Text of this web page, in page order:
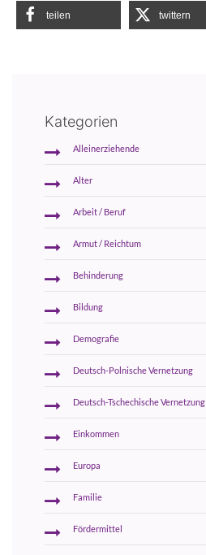
teilen twittern
Kategorien
Alleinerziehende
Alter
Arbeit / Beruf
Armut / Reichtum
Behinderung
Bildung
Demografie
Deutsch-Polnische Vernetzung
Deutsch-Tschechische Vernetzung
Einkommen
Europa
Familie
Fördermittel